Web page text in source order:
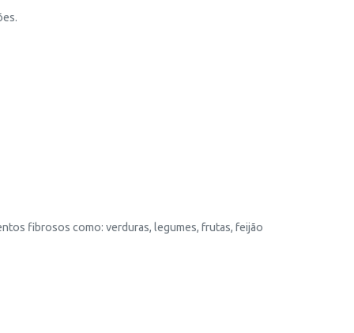
fibrosos como: verduras, legumes, frutas, feijão